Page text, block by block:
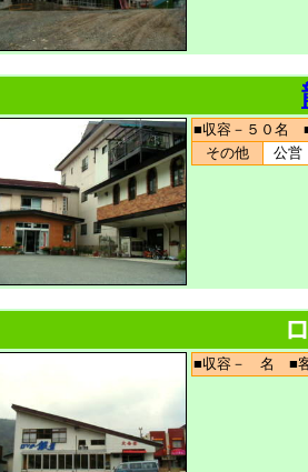
■収容－５０名
その他
公営
■収容－ 名 ■